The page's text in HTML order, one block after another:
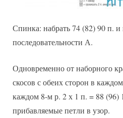
Спинка: набрать 74 (82) 90 п. и
последовательности А.
Одновременно от наборного
скосов с обеих сторон в
каждом 8-м р. 2 х 1 п. = 88 (96)
прибавляемые петли в узор.